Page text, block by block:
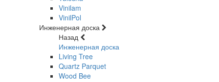
Vinilam
VinilPol
Инженерная доска
Назад
Инженерная доска
Living Tree
Quartz Parquet
Wood Bee